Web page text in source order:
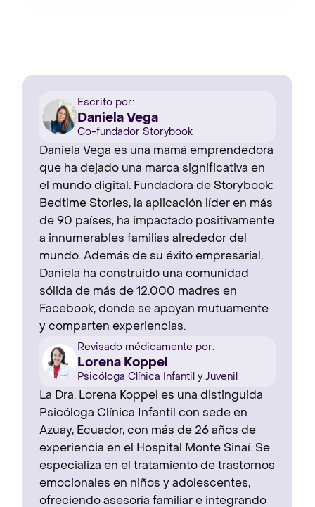
Escrito por:
Daniela Vega
Co-fundador Storybook
Daniela Vega es una mamá emprendedora
que ha dejado una marca significativa en
el mundo digital. Fundadora de Storybook:
Bedtime Stories, la aplicación líder en más
de 90 países, ha impactado positivamente
a innumerables familias alrededor del
mundo. Además de su éxito empresarial,
Daniela ha construido una comunidad
sólida de más de 12.000 madres en
Facebook, donde se apoyan mutuamente
y comparten experiencias.
Revisado médicamente por:
Lorena Koppel
Psicóloga Clínica Infantil y Juvenil
La Dra. Lorena Koppel es una distinguida
Psicóloga Clínica Infantil con sede en
Azuay, Ecuador, con más de 26 años de
experiencia en el Hospital Monte Sinaí. Se
especializa en el tratamiento de trastornos
emocionales en niños y adolescentes,
ofreciendo asesoría familiar e integrando